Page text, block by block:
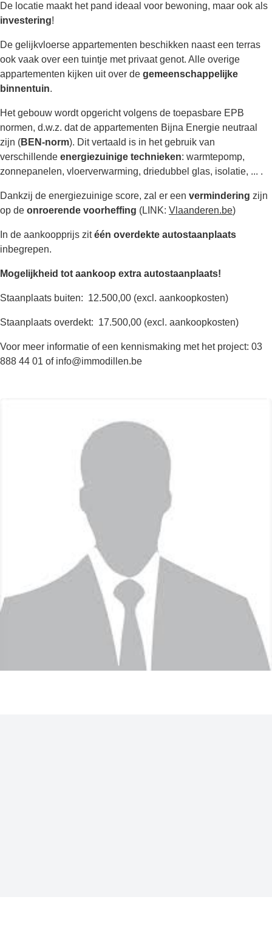
De locatie maakt het pand ideaal voor bewoning, maar ook als
investering!
De gelijkvloerse appartementen beschikken naast een terras
ook vaak over een tuintje met privaat genot. Alle overige
appartementen kijken uit over de gemeenschappelijke
binnentuin.
Het gebouw wordt opgericht volgens de toepasbare EPB
normen, d.w.z. dat de appartementen Bijna Energie neutraal
zijn (BEN-norm). Dit vertaald is in het gebruik van
verschillende energiezuinige technieken: warmtepomp,
zonnepanelen, vloerverwarming, driedubbel glas, isolatie, ... .
Dankzij de energiezuinige score, zal er een vermindering zijn
op de onroerende voorheffing (LINK: Vlaanderen.be)
In de aankoopprijs zitéén overdekte autostaanplaats
inbegrepen.
Mogelijkheid tot aankoop extra autostaanplaats!
Staanplaats buiten: 12.500,00 (excl. aankoopkosten)
Staanplaats overdekt: 17.500,00 (excl. aankoopkosten)
Voor meer informatie of een kennismaking met het project: 03
888 44 01 of info@immodillen.be